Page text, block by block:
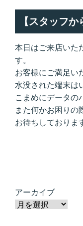
【スタッフか
本日はご来店いた
す。
お客様にご満足い
水没された端末は
こまめにデータの
また何かお困りの
お待ちしておりま
アーカイブ